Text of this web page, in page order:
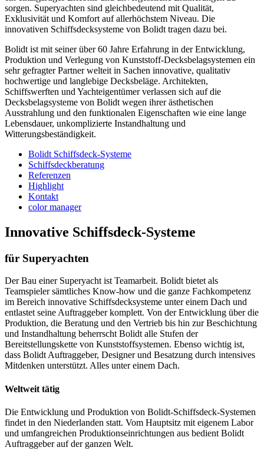
sorgen. Superyachten sind gleichbedeutend mit Qualität,
Exklusivität und Komfort auf allerhöchstem Niveau. Die
innovativen Schiffsdecksysteme von Bolidt tragen dazu bei.
Bolidt ist mit seiner über 60 Jahre Erfahrung in der Entwicklung,
Produktion und Verlegung von Kunststoff-Decksbelagsystemen ein
sehr gefragter Partner welteit in Sachen innovative, qualitativ
hochwertige und langlebige Decksbeläge. Architekten,
Schiffswerften und Yachteigentümer verlassen sich auf die
Decksbelagsysteme von Bolidt wegen ihrer ästhetischen
Ausstrahlung und den funktionalen Eigenschaften wie eine lange
Lebensdauer, unkomplizierte Instandhaltung und
Witterungsbeständigkeit.
Bolidt Schiffsdeck-Systeme
Schiffsdeckberatung
Referenzen
Highlight
Kontakt
color manager
Innovative Schiffsdeck-Systeme
für Superyachten
Der Bau einer Superyacht ist Teamarbeit. Bolidt bietet als
Teamspieler sämtliches Know-how und die ganze Fachkompetenz
im Bereich innovative Schiffsdecksysteme unter einem Dach und
entlastet seine Auftraggeber komplett. Von der Entwicklung über die
Produktion, die Beratung und den Vertrieb bis hin zur Beschichtung
und Instandhaltung beherrscht Bolidt alle Stufen der
Bereitstellungskette von Kunststoffsystemen. Ebenso wichtig ist,
dass Bolidt Auftraggeber, Designer und Besatzung durch intensives
Mitdenken unterstützt. Alles unter einem Dach.
Weltweit tätig
Die Entwicklung und Produktion von Bolidt-Schiffsdeck-Systemen
findet in den Niederlanden statt. Vom Hauptsitz mit eigenem Labor
und umfangreichen Produktionseinrichtungen aus bedient Bolidt
Auftraggeber auf der ganzen Welt.